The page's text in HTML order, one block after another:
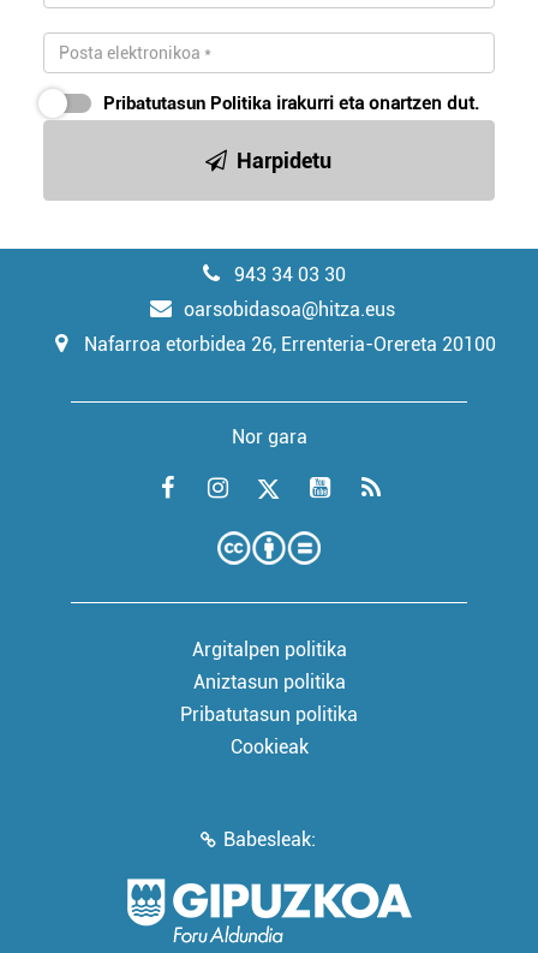
Pribatutasun Politika irakurri eta onartzen dut.
Harpidetu
943 34 03 30
oarsobidasoa@hitza.eus
Nafarroa etorbidea 26, Errenteria-Orereta 20100
Nor gara
Argitalpen politika
Aniztasun politika
Pribatutasun politika
Cookieak
Babesleak: